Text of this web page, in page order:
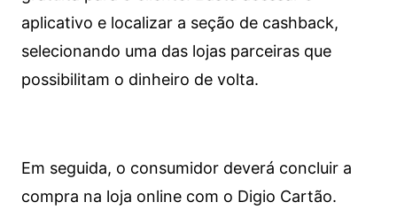
aplicativo e localizar a seção de cashback,
selecionando uma das lojas parceiras que
possibilitam o dinheiro de volta.
Em seguida, o consumidor deverá concluir a
compra na loja online com o Digio Cartão.